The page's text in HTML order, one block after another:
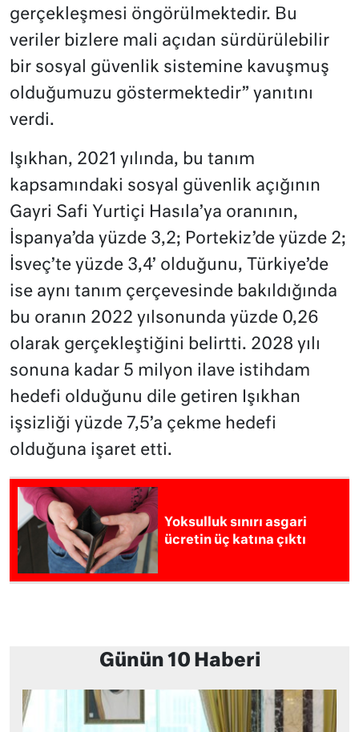
gerçekleşmesi öngörülmektedir. Bu
veriler bizlere mali açıdan sürdürülebilir
bir sosyal güvenlik sistemine kavuşmuş
olduğumuzu göstermektedir” yanıtını
verdi.
Işıkhan, 2021 yılında, bu tanım
kapsamındaki sosyal güvenlik açığının
Gayri Safi Yurtiçi Hasıla’ya oranının,
İspanya’da yüzde 3,2; Portekiz’de yüzde 2;
İsveç’te yüzde 3,4’ olduğunu, Türkiye’de
ise aynı tanım çerçevesinde bakıldığında
bu oranın 2022 yılsonunda yüzde 0,26
olarak gerçekleştiğini belirtti. 2028 yılı
sonuna kadar 5 milyon ilave istihdam
hedefi olduğunu dile getiren Işıkhan
işsizliği yüzde 7,5’a çekme hedefi
olduğuna işaret etti.
Yoksulluk sınırı asgari
ücretin üç katına çıktı
Günün 10 Haberi